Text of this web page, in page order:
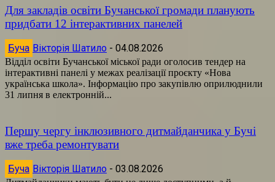
Для закладів освіти Бучанської громади планують
придбати 12 інтерактивних панелей
Буча Вікторія Шатило - 04.08.2026
Відділ освіти Бучанської міської ради оголосив тендер на
інтерактивні панелі у межах реалізації проєкту «Нова
українська школа». Інформацію про закупівлю оприлюднили
31 липня в електронній...
Першу чергу інклюзивного дитмайданчика у Бучі
вже треба ремонтувати
Буча Вікторія Шатило - 03.08.2026